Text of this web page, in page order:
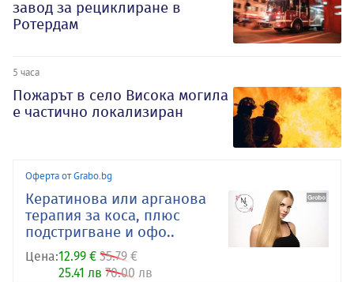
завод за рециклиране в
Ротердам
5 часа
Пожарът в село Висока могила
е частично локализиран
Оферта от Grabo.bg
Кератинова или арганова
терапия за коса, плюс
подстригване и офо..
Цена:12.99 € 35.79 €
25.41 лв 70.00 лв